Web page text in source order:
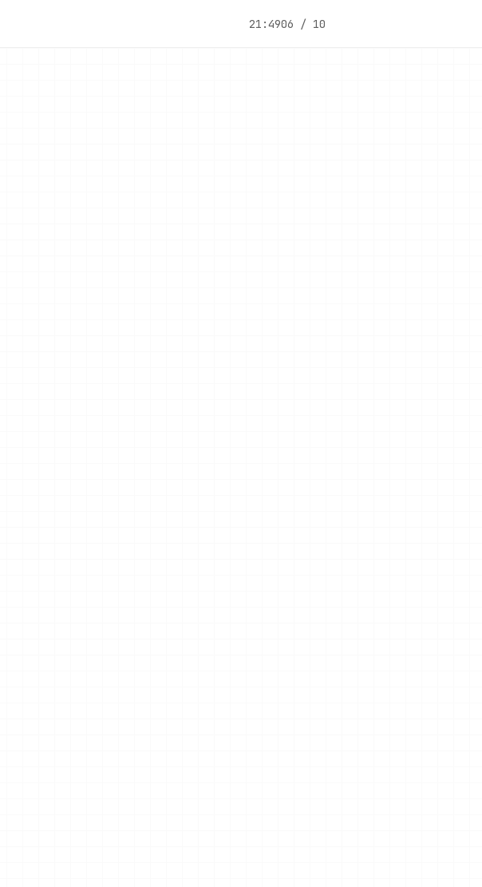
21:4906 / 10